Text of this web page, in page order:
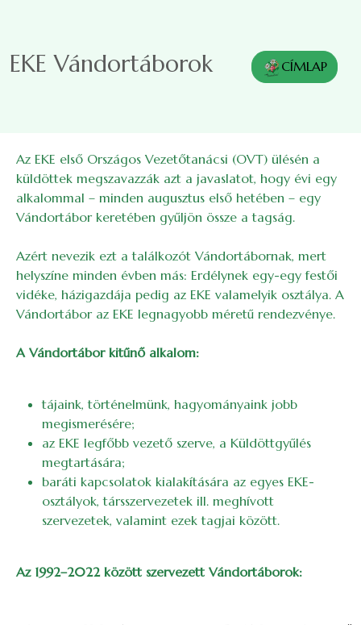
EKE Vándortáborok CÍMLAP
Az EKE első Országos Vezetőtanácsi (OVT) ülésén a
küldöttek megszavazzák azt a javaslatot, hogy évi egy
alkalommal – minden augusztus első hetében – egy
Vándortábor keretében gyűljön össze a tagság.
Azért nevezik ezt a találkozót Vándortábornak, mert
helyszíne minden évben más: Erdélynek egy-egy festői
vidéke, házigazdája pedig az EKE valamelyik osztálya. A
Vándortábor az EKE legnagyobb méretű rendezvénye.
A Vándortábor kitűnő alkalom:
tájaink, történelmünk, hagyományaink jobb
megismerésére;
az EKE legfőbb vezető szerve, a Küldöttgyűlés
megtartására;
baráti kapcsolatok kialakítására az egyes EKE-
osztályok, társszervezetek ill. meghívott
szervezetek, valamint ezek tagjai között.
Az 1992–2022 között szervezett Vándortáborok: